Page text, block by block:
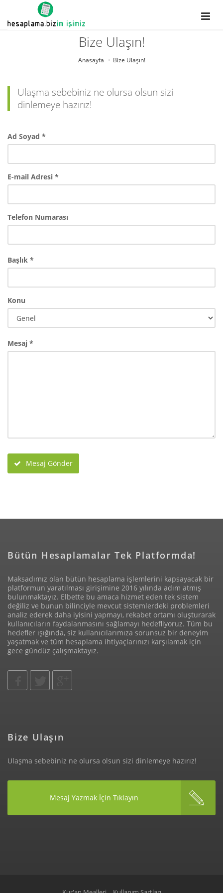
Bize Ulaşın!
Anasayfa Bize Ulaşın!
Ulaşma sebebiniz ne olursa olsun sizi
dinlemeye hazırız!
Ad Soyad *
E-mail Adresi *
Telefon Numarası
Başlık *
Konu
Mesaj *
Mesaj Gönder
Bütün Hesaplamalar Tek Platformda!
Maksadımız olan bütün hesaplama işlemlerini kapsayacak bir
platformun yaratılması girişimine 2016 yılında adım atmış
bulunmaktayız. Elbette bu amaca hizmet eden tek sistem
değiliz ve bunun bilinciyle mevcut sistemlerdeki problemleri
analiz ederek daha iyisini yapmayı, rekabet ortamı oluşturarak
kullanıcıların faydalanmasını sağlamayı hedefliyoruz. Tüm bu
hedefler ışığında, siz kullanıcılarımıza sorunsuz bir deneyim
yaşatmak ve tüm hesaplama ihtiyaçlarınızı karşılamak için
gece gündüz çalışmaktayız.
Bize Ulaşın
Ulaşma sebebiniz ne olursa olsun sizi dinlemeye hazırız!
Mesaj Yazmak İçin Tıklayın